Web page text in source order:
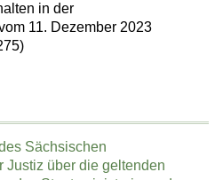
in der
11. Dezember 2023
Sächsischen
Justiz über die geltenden